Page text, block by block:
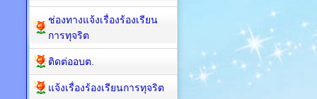
ช่องทางแจ้งเรื่องร้องเรียน
การทุจริต
ติดต่ออบต.
แจ้งเรื่องร้องเรียนการทุจริต